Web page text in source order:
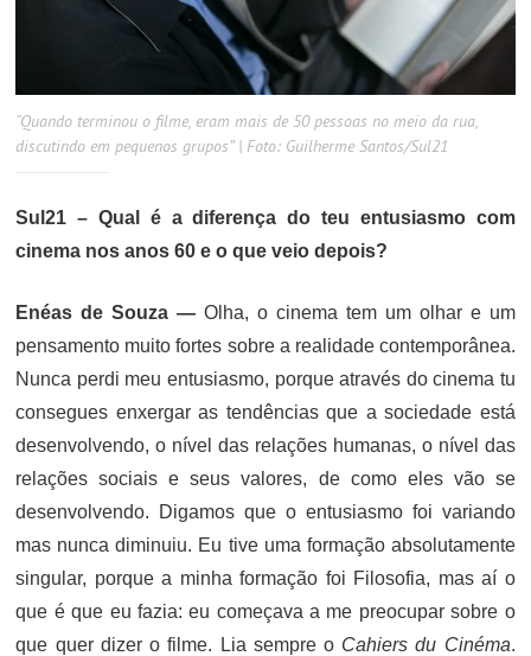
“Quando terminou o filme, eram mais de 50 pessoas no meio da rua,
discutindo em pequenos grupos” | Foto: Guilherme Santos/Sul21
Sul21 – Qual é a diferença do teu entusiasmo com
cinema nos anos 60 e o que veio depois?
Enéas de Souza — Olha, o cinema tem um olhar e um
pensamento muito fortes sobre a realidade contemporânea.
Nunca perdi meu entusiasmo, porque através do cinema tu
consegues enxergar as tendências que a sociedade está
desenvolvendo, o nível das relações humanas, o nível das
relações sociais e seus valores, de como eles vão se
desenvolvendo. Digamos que o entusiasmo foi variando
mas nunca diminuiu. Eu tive uma formação absolutamente
singular, porque a minha formação foi Filosofia, mas aí o
que é que eu fazia: eu começava a me preocupar sobre o
que quer dizer o filme. Lia sempre o Cahiers du Cinéma.